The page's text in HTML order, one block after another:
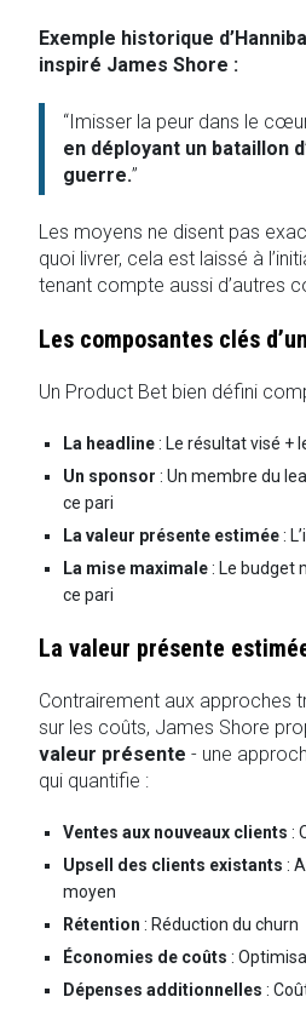
Exemple historique
inspiré James Shore :
“Imisser la peur dans le
en déployant un bataillon
guerre.”
Les moyens ne disent pas
quoi livrer, cela est laissé à
tenant compte aussi d’autres
Les composantes clés
Un Product Bet bien défini
La headline: Le résultat visé +
Un sponsor : Un membre du
ce pari
La valeur présente estimée:
La mise maximale: Le budget
ce pari
La valeur présente
Contrairement aux approches
sur les coûts, James Shore
valeur présente - une
qui quantifie :
Ventes aux nouveaux clients :
Upsell des clients existants :
moyen
Rétention : Réduction du churn
Économies de coûts :
Dépenses additionnelles :